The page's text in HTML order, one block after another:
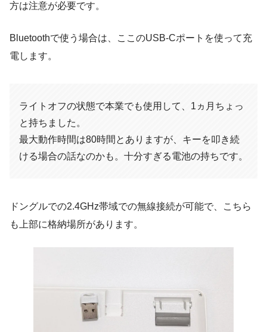
方は注意が必要です。
Bluetoothで使う場合は、ここのUSB-Cポートを使って充
電します。
ライトオフの状態で本業でも使用して、1ヵ月ちょっ
と持ちました。
最大動作時間は80時間とありますが、キーを叩き続
ける場合の話なのかも。十分すぎる電池の持ちです。
ドングルでの2.4GHz帯域での無線接続が可能で、こちら
も上部に格納場所があります。